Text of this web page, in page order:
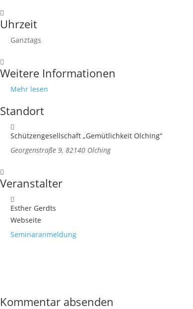
Uhrzeit
Ganztags
Weitere Informationen
Mehr lesen
Standort
Schützengesellschaft „Gemütlichkeit Olching“
Georgenstraße 9, 82140 Olching
Veranstalter
Esther Gerdts
Webseite
Seminaranmeldung
Kommentar absenden